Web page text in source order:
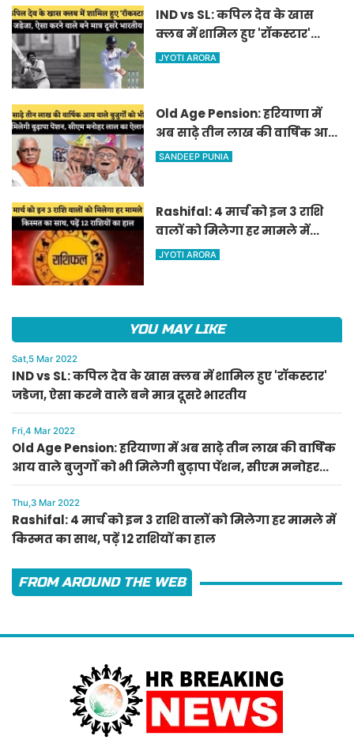
IND vs SL: कपिल देव के खास
क्लब में शामिल हुए 'रॉकस्टार'
जडेजा, ऐसा करने वाले बने मात्र
JYOTI ARORA
Old Age Pension: हरियाणा में
अब साढ़े तीन लाख की वार्षिक आय
वाले बुजुर्गों को भी मिलेगी बुढ़ापा
SANDEEP PUNIA
Rashifal: 4 मार्च को इन 3 राशि
वालों को मिलेगा हर मामले में
किस्मत का साथ, पढ़ें 12 राशियों का
JYOTI ARORA
YOU MAY LIKE
Sat,5 Mar 2022
IND vs SL: कपिल देव के खास क्लब में शामिल हुए 'रॉकस्टार'
जडेजा, ऐसा करने वाले बने मात्र दूसरे भारतीय
Fri,4 Mar 2022
Old Age Pension: हरियाणा में अब साढ़े तीन लाख की वार्षिक
आय वाले बुजुर्गों को भी मिलेगी बुढ़ापा पेंशन, सीएम मनोहर
लाल का ऐलान
Thu,3 Mar 2022
Rashifal: 4 मार्च को इन 3 राशि वालों को मिलेगा हर मामले में
किस्मत का साथ, पढ़ें 12 राशियों का हाल
FROM AROUND THE WEB